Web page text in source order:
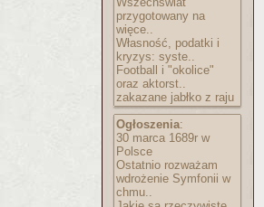
przygotowany na
więce..
Własność, podatki i
kryzys: syste..
Football i "okolice"
oraz aktorst..
zakazane jabłko z raju
Ogłoszenia:
30 marca 1689r w
Polsce
Ostatnio rozważam
wdrożenie Symfonii w
chmu..